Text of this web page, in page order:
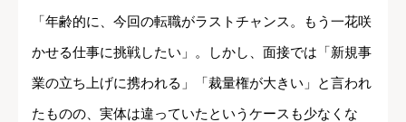
「年齢的に、今回の転職がラストチャンス。もう一花咲
かせる仕事に挑戦したい」。しかし、面接では「新規事
業の立ち上げに携われる」「裁量権が大きい」と言われ
たものの、実体は違っていたというケースも少なくな